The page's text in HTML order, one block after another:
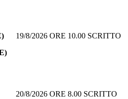
19/8/2026 ORE 10.00 SCRITTO
20/8/2026 ORE 8.00 SCRITTO